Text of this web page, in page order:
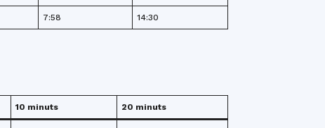
7:58 14:30
10 minuts 20 minuts